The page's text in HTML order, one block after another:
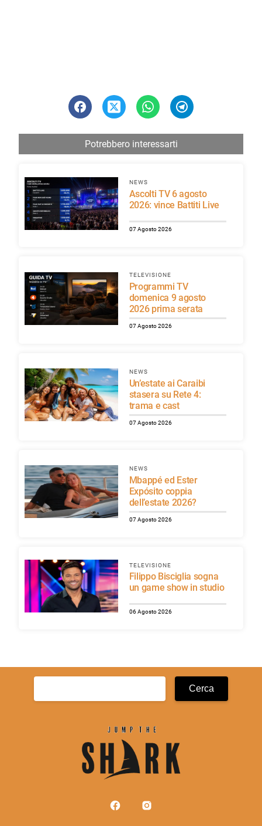
Potrebbero interessarti
NEWS
Ascolti TV 6 agosto
2026: vince Battiti Live
07 Agosto 2026
TELEVISIONE
Programmi TV
domenica 9 agosto
2026 prima serata
07 Agosto 2026
NEWS
Un’estate ai Caraibi
stasera su Rete 4:
trama e cast
07 Agosto 2026
NEWS
Mbappé ed Ester
Expósito coppia
dell’estate 2026?
07 Agosto 2026
TELEVISIONE
Filippo Bisciglia sogna
un game show in studio
06 Agosto 2026